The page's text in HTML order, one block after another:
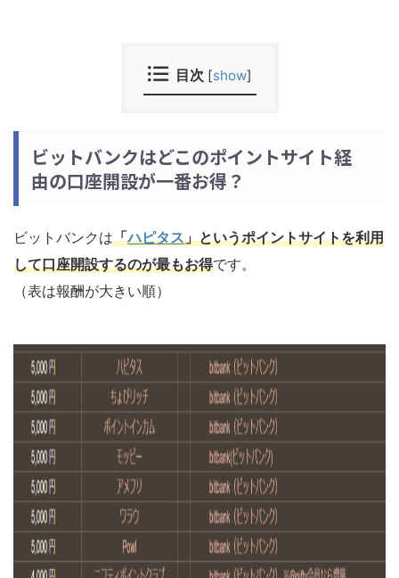
目次 [show]
ビットバンクはどこのポイントサイト経
由の口座開設が一番お得？
ビットバンクは「ハピタス」というポイントサイトを利用
して口座開設するのが最もお得です。
（表は報酬が大きい順）